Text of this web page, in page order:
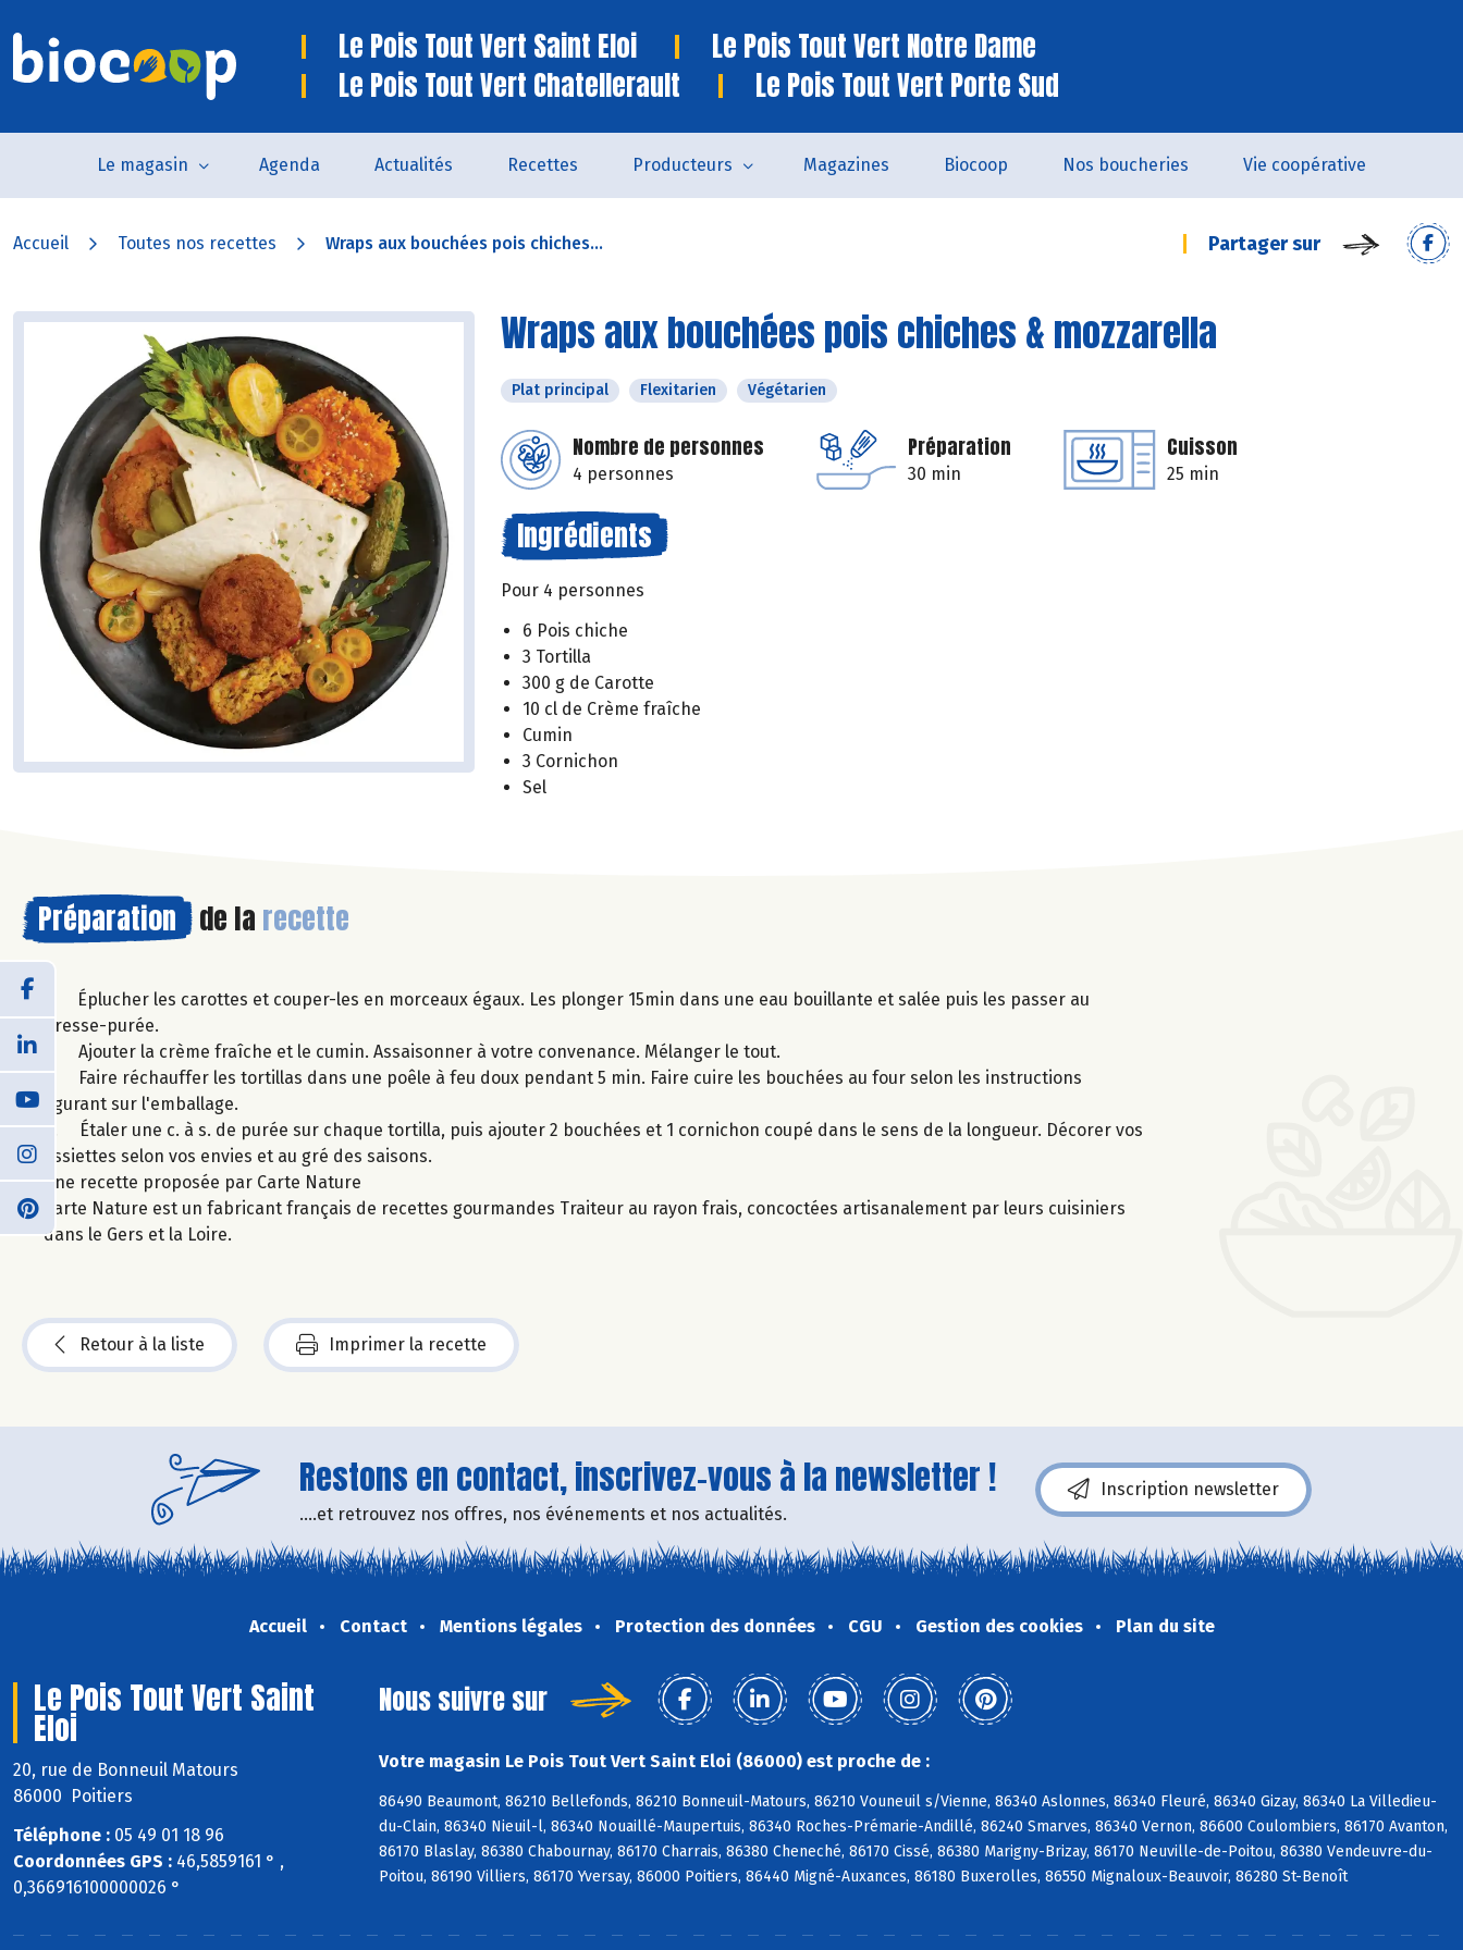
Le Pois Tout Vert Saint Eloi
Le Pois Tout Vert Notre Dame
Le Pois Tout Vert Chatellerault
Le Pois Tout Vert Porte Sud
Le magasin Agenda Actualités Recettes Producteurs Magazines Biocoop Nos boucheries Vie coopérative
Accueil Toutes nos recettes Wraps aux bouchées pois chiches... Partager sur
Wraps aux bouchées pois chiches & mozzarella
Plat principal Flexitarien Végétarien
Nombre de personnes
4 personnes
Préparation
30 min
Cuisson
25 min
Ingrédients
Pour 4 personnes
6 Pois chiche
3 Tortilla
300 g de Carotte
10 cl de Crème fraîche
Cumin
3 Cornichon
Sel
Préparation de la recette
1. Éplucher les carottes et couper-les en morceaux égaux. Les plonger 15min dans une eau bouillante et salée puis les passer au
presse-purée.
2. Ajouter la crème fraîche et le cumin. Assaisonner à votre convenance. Mélanger le tout.
3. Faire réchauffer les tortillas dans une poêle à feu doux pendant 5 min. Faire cuire les bouchées au four selon les instructions
figurant sur l'emballage.
4. Étaler une c. à s. de purée sur chaque tortilla, puis ajouter 2 bouchées et 1 cornichon coupé dans le sens de la longueur. Décorer vos
assiettes selon vos envies et au gré des saisons.
Une recette proposée par Carte Nature
Carte Nature est un fabricant français de recettes gourmandes Traiteur au rayon frais, concoctées artisanalement par leurs cuisiniers
dans le Gers et la Loire.
Retour à la liste Imprimer la recette
Restons en contact, inscrivez-vous à la newsletter !
....et retrouvez nos offres, nos événements et nos actualités.
Inscription newsletter
Accueil Contact Mentions légales Protection des données CGU Gestion des cookies Plan du site
Le Pois Tout Vert Saint
Eloi
20, rue de Bonneuil Matours
86000 Poitiers
Téléphone : 05 49 01 18 96
Coordonnées GPS : 46,5859161 ° ,
0,366916100000026 °
Nous suivre sur
Votre magasin Le Pois Tout Vert Saint Eloi (86000) est proche de :
86490 Beaumont, 86210 Bellefonds, 86210 Bonneuil-Matours, 86210 Vouneuil s/Vienne, 86340 Aslonnes, 86340 Fleuré, 86340 Gizay, 86340 La Villedieu-
du-Clain, 86340 Nieuil-l, 86340 Nouaillé-Maupertuis, 86340 Roches-Prémarie-Andillé, 86240 Smarves, 86340 Vernon, 86600 Coulombiers, 86170 Avanton,
86170 Blaslay, 86380 Chabournay, 86170 Charrais, 86380 Cheneché, 86170 Cissé, 86380 Marigny-Brizay, 86170 Neuville-de-Poitou, 86380 Vendeuvre-du-
Poitou, 86190 Villiers, 86170 Yversay, 86000 Poitiers, 86440 Migné-Auxances, 86180 Buxerolles, 86550 Mignaloux-Beauvoir, 86280 St-Benoît